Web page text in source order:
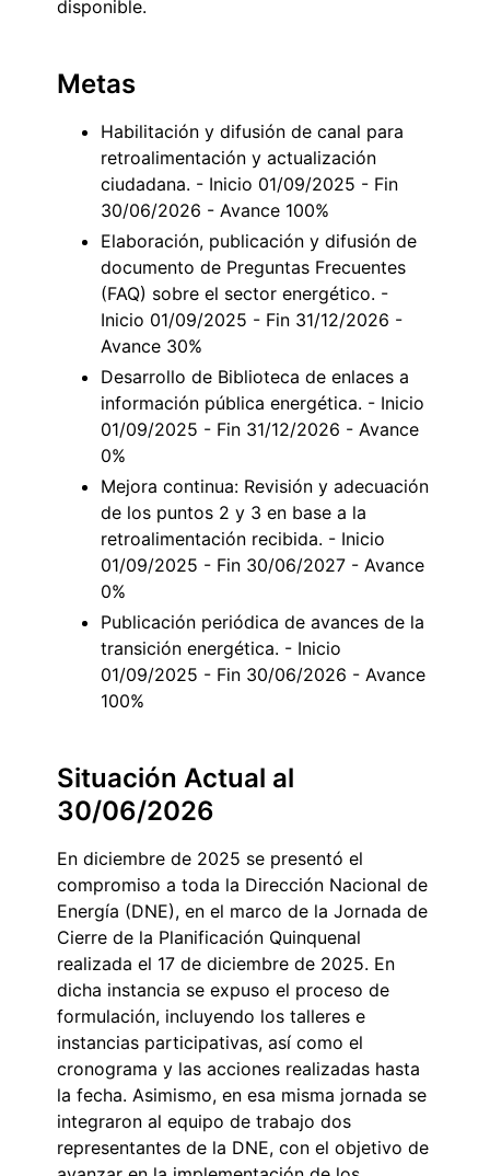
disponible.
Metas
Habilitación y difusión de canal para
retroalimentación y actualización
ciudadana. - Inicio 01/09/2025 - Fin
30/06/2026 - Avance 100%
Elaboración, publicación y difusión de
documento de Preguntas Frecuentes
(FAQ) sobre el sector energético. -
Inicio 01/09/2025 - Fin 31/12/2026 -
Avance 30%
Desarrollo de Biblioteca de enlaces a
información pública energética. - Inicio
01/09/2025 - Fin 31/12/2026 - Avance
0%
Mejora continua: Revisión y adecuación
de los puntos 2 y 3 en base a la
retroalimentación recibida. - Inicio
01/09/2025 - Fin 30/06/2027 - Avance
0%
Publicación periódica de avances de la
transición energética. - Inicio
01/09/2025 - Fin 30/06/2026 - Avance
100%
Situación Actual al
30/06/2026
En diciembre de 2025 se presentó el
compromiso a toda la Dirección Nacional de
Energía (DNE), en el marco de la Jornada de
Cierre de la Planificación Quinquenal
realizada el 17 de diciembre de 2025. En
dicha instancia se expuso el proceso de
formulación, incluyendo los talleres e
instancias participativas, así como el
cronograma y las acciones realizadas hasta
la fecha. Asimismo, en esa misma jornada se
integraron al equipo de trabajo dos
representantes de la DNE, con el objetivo de